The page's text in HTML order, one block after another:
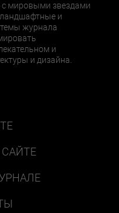
с мировыми звездами
ландшафтные и
журнала
и
и дизайна.